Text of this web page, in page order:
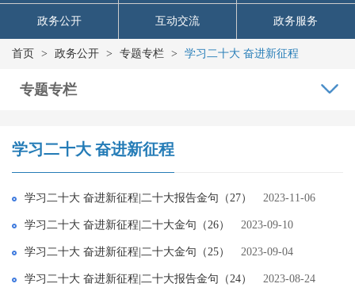
政务公开 互动交流 政务服务
首页 > 政务公开 > 专题专栏 > 学习二十大 奋进新征程
专题专栏
学习二十大 奋进新征程
学习二十大 奋进新征程|二十大报告金句（27） 2023-11-06
学习二十大 奋进新征程|二十大金句（26） 2023-09-10
学习二十大 奋进新征程|二十大金句（25） 2023-09-04
学习二十大 奋进新征程|二十大报告金句（24） 2023-08-24